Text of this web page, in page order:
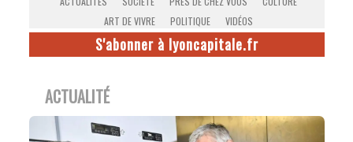
ART DE VIVRE
POLITIQUE VIDÉOS
S'abonner à lyoncapitale.fr
ACTUALITÉ